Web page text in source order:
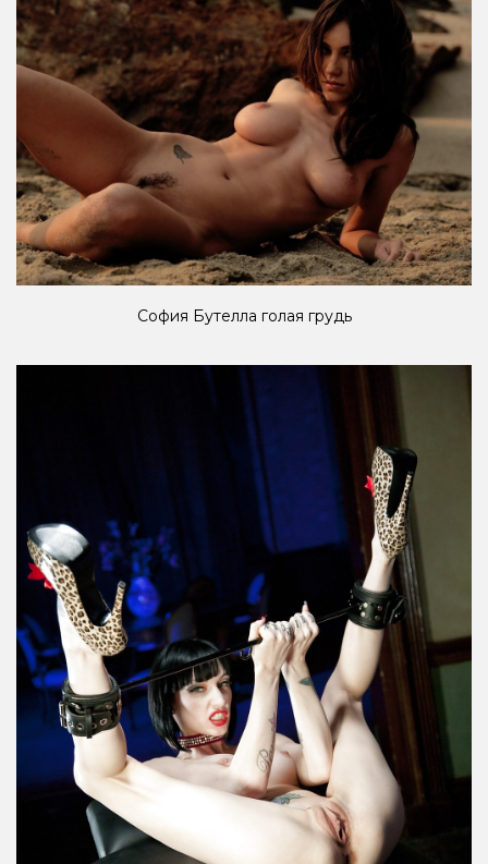
София Бутелла голая грудь